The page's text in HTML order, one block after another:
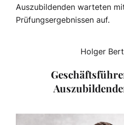
Auszubildenden warteten
Prüfungsergebnissen auf.
Holger